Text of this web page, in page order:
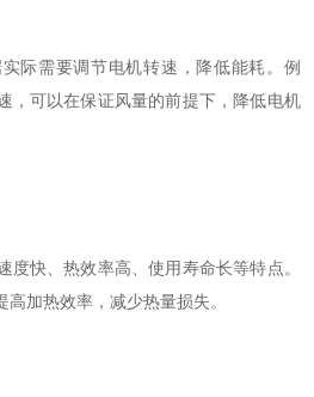
需要调节电机转速，降低能耗。例
，可以在保证风量的前提下，降低电机
快、热效率高、使用寿命长等特点。
加热效率，减少热量损失。